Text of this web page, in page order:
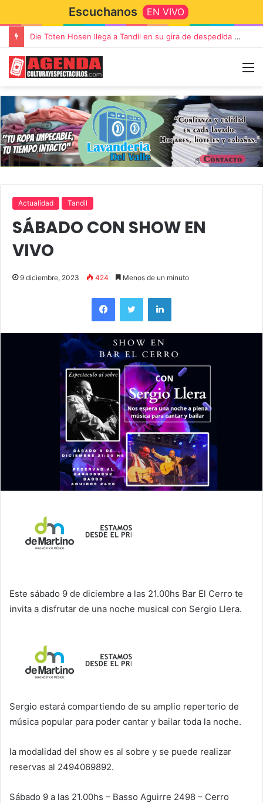
Escuchanos EN VIVO
Die Toten Hosen llega a Tandil en su gira de despedida «Fútbol, Asado, Vino y Adiós Amigos»
Actualidad Tandil
SÁBADO CON SHOW EN
VIVO
9 diciembre, 2023 424 Menos de un minuto
Este sábado 9 de diciembre a las 21.00hs Bar El Cerro te
invita a disfrutar de una noche musical con Sergio Llera.
Sergio estará compartiendo de su amplio repertorio de
música popular para poder cantar y bailar toda la noche.
la modalidad del show es al sobre y se puede realizar
reservas al 2494069892.
Sábado 9 a las 21.00hs – Basso Aguirre 2498 – Cerro